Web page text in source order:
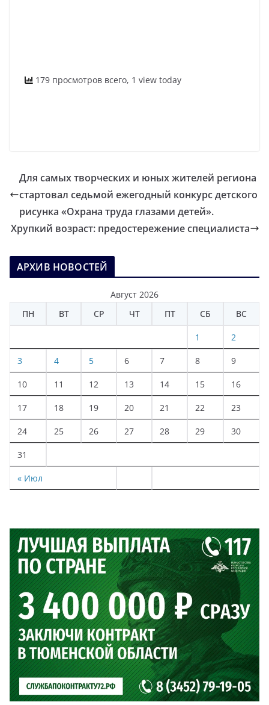
179 просмотров всего, 1 view today
Для самых творческих и юных жителей региона
стартовал седьмой ежегодный конкурс детского
рисунка «Охрана труда глазами детей».
Хрупкий возраст: предостережение специалиста
АРХИВ НОВОСТЕЙ
Август 2026
ПН
ВТ СР ЧТ ПТ СБ ВС
« Июл
1 2
3 4 5 6 7 8 9
10 11 12 13 14 15 16
17 18 19 20 21 22 23
24 25 26 27 28 29 30
31